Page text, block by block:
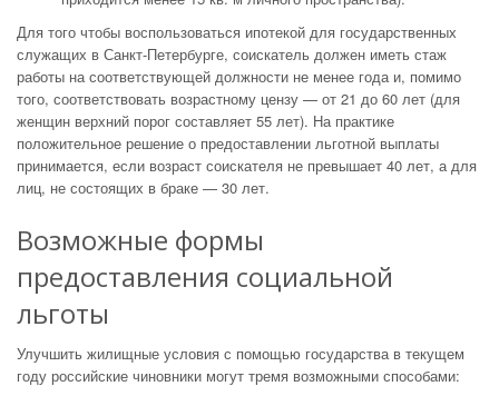
Для того чтобы воспользоваться ипотекой для государственных
служащих в Санкт-Петербурге, соискатель должен иметь стаж
работы на соответствующей должности не менее года и, помимо
того, соответствовать возрастному цензу — от 21 до 60 лет (для
женщин верхний порог составляет 55 лет). На практике
положительное решение о предоставлении льготной выплаты
принимается, если возраст соискателя не превышает 40 лет, а для
лиц, не состоящих в браке — 30 лет.
Возможные формы
предоставления социальной
льготы
Улучшить жилищные условия с помощью государства в текущем
году российские чиновники могут тремя возможными способами: